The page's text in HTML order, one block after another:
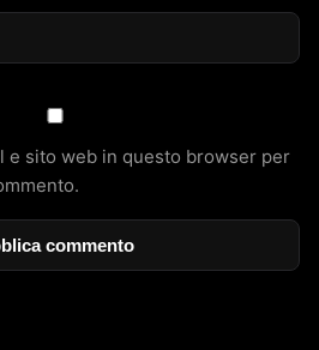
e sito web in questo browser per